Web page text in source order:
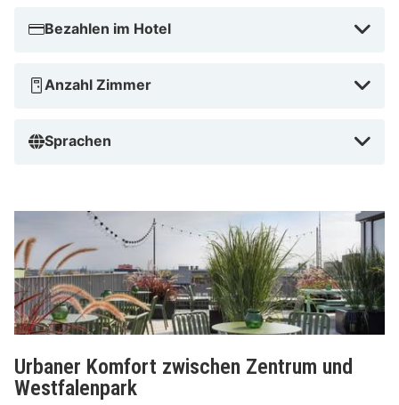
Bezahlen im Hotel
Anzahl Zimmer
Sprachen
Urbaner Komfort zwischen Zentrum und
Westfalenpark